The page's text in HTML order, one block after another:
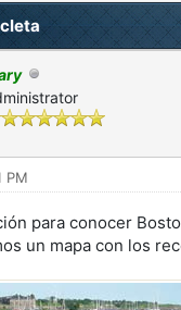
PM
para conocer
un mapa con los